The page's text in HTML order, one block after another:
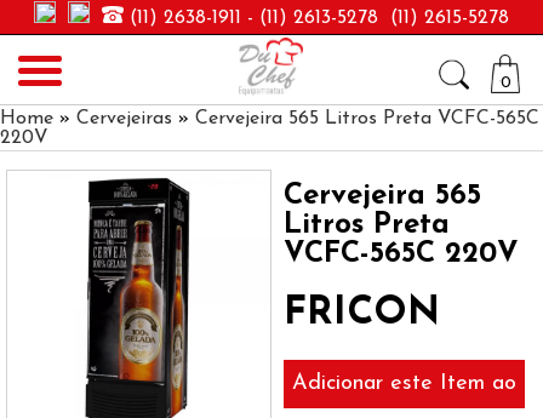
(11) 2638-1911 - (11) 2613-5278 (11) 2615-5278
0
Home » Cervejeiras » Cervejeira 565 Litros Preta VCFC-565C
220V
Cervejeira 565
Litros Preta
VCFC-565C 220V
FRICON
Adicionar este Item ao